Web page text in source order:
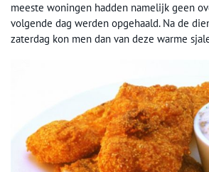
meeste woningen hadden namelijk geen
volgende dag werden opgehaald. Na de
zaterdag kon men dan van deze warme